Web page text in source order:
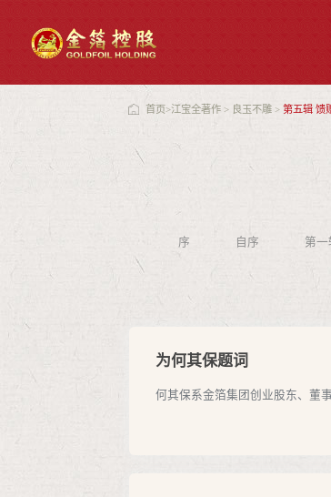
首页>江宝全著作> 良玉不雕> 第五辑 馈
序 自序 第一
为何其保题词
何其保系金箔集团创业股东、董